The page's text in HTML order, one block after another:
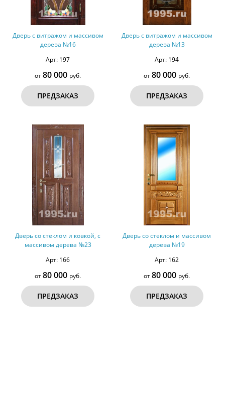
Дверь с витражом и массивом
дерева №16
Арт: 197
от80 000 руб.
ПРЕДЗАКАЗ
Дверь с витражом и массивом
дерева №13
Арт: 194
от80 000 руб.
ПРЕДЗАКАЗ
Дверь со стеклом и ковкой, с
массивом дерева №23
Арт: 166
от80 000 руб.
ПРЕДЗАКАЗ
Дверь со стеклом и массивом
дерева №19
Арт: 162
от80 000 руб.
ПРЕДЗАКАЗ